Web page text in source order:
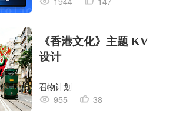
《香港文化》主题 KV
设计
召物计划
955
38